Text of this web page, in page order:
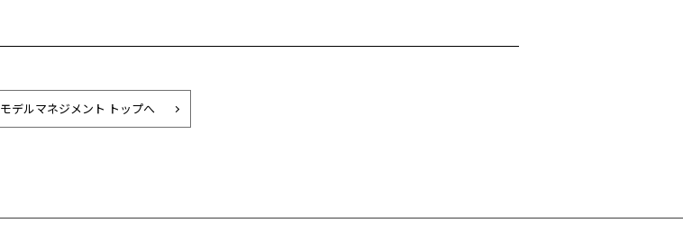
モデルマネジメント トップへ